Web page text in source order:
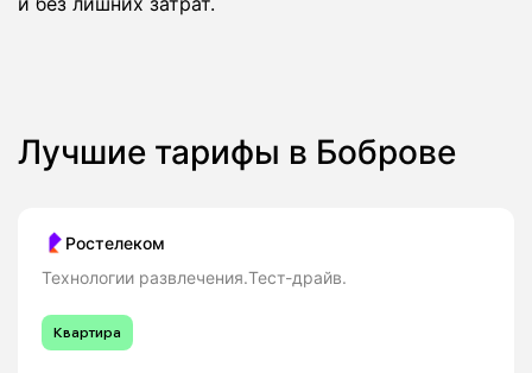
Лучшие тарифы в Боброве
Ростелеком
Технологии развлечения.Тест-драйв.
Квартира